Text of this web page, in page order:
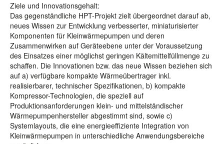
Ziele und Innovationsgehalt:
Das gegenständliche HPT-Projekt zielt übergeordnet darauf ab,
neues Wissen zur Entwicklung verbesserter, miniaturisierter
Komponenten für Kleinwärmepumpen und deren
Zusammenwirken auf Geräteebene unter der Voraussetzung
des Einsatzes einer möglichst geringen Kältemittelfüllmenge zu
schaffen. Die Innovationen bzw. das neue Wissen beziehen sich
auf a) verfügbare kompakte Wärmeübertrager inkl.
realisierbarer, technischer Spezifikationen, b) kompakte
Kompressor-Technologien, die speziell auf
Produktionsanforderungen klein- und mittelständischer
Wärmepumpenhersteller abgestimmt sind, sowie c)
Systemlayouts, die eine energieeffiziente Integration von
Kleinwärmepumpen in unterschiedliche Anwendungsbereiche